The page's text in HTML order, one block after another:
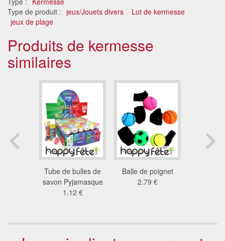
Type de produit : jeux/Jouets divers
Lot de kermesse
jeux de plage
Produits de kermesse
similaires
Tube de bulles de
savon Pyjamasque
1.12 €
Balle de poignet
2.79 €